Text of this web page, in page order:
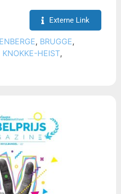
Externe Link
, BRUGGE,
KNOKKE-HEIST,